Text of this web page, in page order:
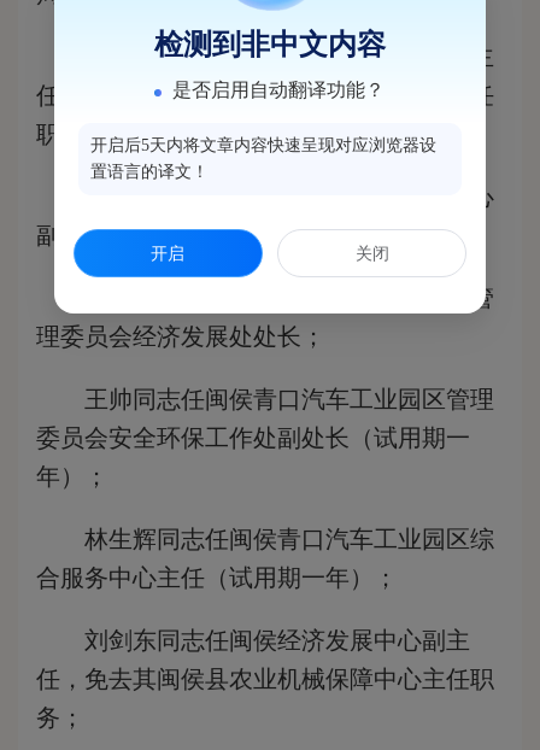
程斌同志任闽侯县土地储备发展中心主
任，免去其闽侯县昙石山遗址保护中心主任
职务；
林升典同志任闽侯县国有资产服务中心
副主任（试用期一年）；
吴嘉玮同志任闽侯青口汽车工业园区管
理委员会经济发展处处长；
王帅同志任闽侯青口汽车工业园区管理
委员会安全环保工作处副处长（试用期一
年）；
林生辉同志任闽侯青口汽车工业园区综
合服务中心主任（试用期一年）；
刘剑东同志任闽侯经济发展中心副主
任，免去其闽侯县农业机械保障中心主任职
务；
检测到非中文内容
是否启用自动翻译功能？
开启后5天内将文章内容快速呈现对应浏览器设
置语言的译文！
开启 关闭